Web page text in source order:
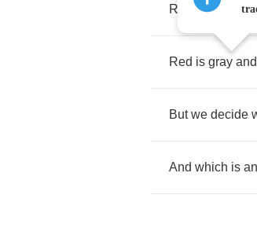
Removes the
Red is gray and
But we decide
And which is an